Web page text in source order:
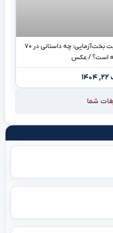
انتشار تصویری غم‌انگیز از برنده بلیت بخت‌آزمایی: چه داستانی در ۷۰
است؟ / عکس
شما